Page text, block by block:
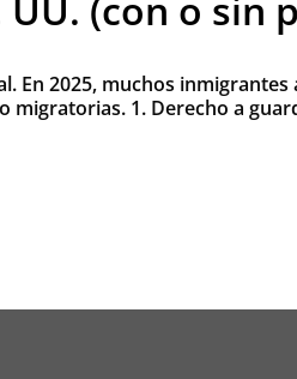
(con o sin
2025, muchos
1. Derecho a